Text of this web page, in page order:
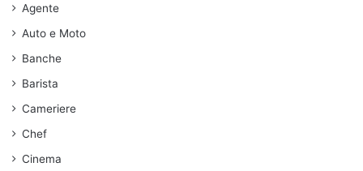
Agente
Auto e Moto
Banche
Barista
Cameriere
Chef
Cinema